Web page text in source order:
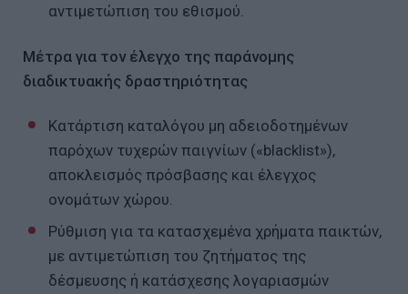
αντιμετώπιση του εθισμού.
Μέτρα για τον έλεγχο της παράνομης
διαδικτυακής δραστηριότητας
Κατάρτιση καταλόγου μη αδειοδοτημένων
παρόχων τυχερών παιγνίων («blacklist»),
αποκλεισμός πρόσβασης και έλεγχος
ονομάτων χώρου.
Ρύθμιση για τα κατασχεμένα χρήματα παικτών,
με αντιμετώπιση του ζητήματος της
δέσμευσης ή κατάσχεσης λογαριασμών